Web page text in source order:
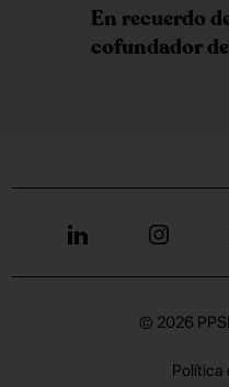
En recuerdo
cofundador
© 2026
Política